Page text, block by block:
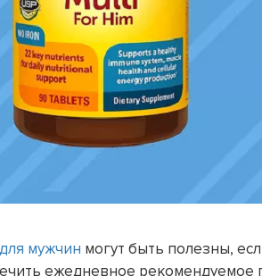
мужчин могут быть полезны,
ежедневное